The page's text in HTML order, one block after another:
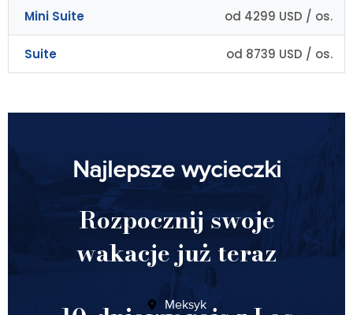
Mini Suite od 4299 USD / os.
Suite od 8739 USD / os.
Najlepsze wycieczki
Rozpocznij swoje
wakacje już teraz
Meksyk